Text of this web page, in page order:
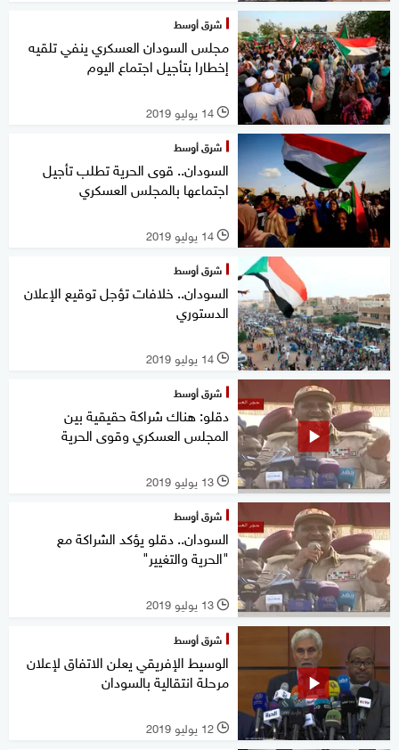
شرق أوسط
مجلس السودان العسكري ينفي تلقيه
إخطارا بتأجيل اجتماع اليوم
l 14 يوليو 2019
شرق أوسط
السودان.. قوى الحرية تطلب تأجيل
اجتماعها بالمجلس العسكري
l 14 يوليو 2019
شرق أوسط
السودان.. خلافات تؤجل توقيع الإعلان
الدستوري
l 14 يوليو 2019
شرق أوسط
دقلو: هناك شراكة حقيقية بين
المجلس العسكري وقوى الحرية
l 13 يوليو 2019
شرق أوسط
السودان.. دقلو يؤكد الشراكة مع
"الحرية والتغيير"
l 13 يوليو 2019
شرق أوسط
الوسيط الإفريقي يعلن الاتفاق لإعلان
مرحلة انتقالية بالسودان
l 12 يوليو 2019